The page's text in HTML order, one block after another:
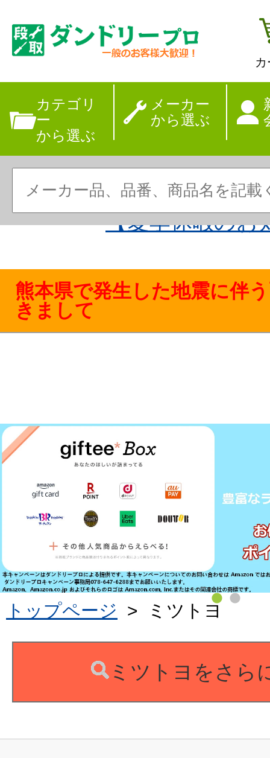
カテゴリ
ー
から選ぶ
メーカー
から選ぶ
【夏季休暇のお
熊本県で発生した地震に伴
きまして
トップページ > ミツトヨ
ミツトヨをさら